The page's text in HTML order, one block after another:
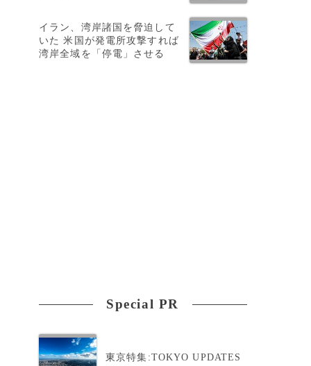
イラン、湾岸諸国を脅迫して
いた 米国が発電所攻撃すれば
湾岸全域を「停電」させる
Special PR
東京特集:TOKYO UPDATES